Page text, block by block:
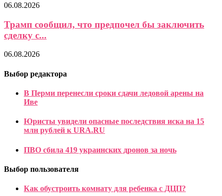
06.08.2026
Трамп сообщил, что предпочел бы заключить
сделку с...
06.08.2026
Выбор редактора
В Перми перенесли сроки сдачи ледовой арены на
Иве
Юристы увидели опасные последствия иска на 15
млн рублей к URA.RU
ПВО сбила 419 украинских дронов за ночь
Выбор пользователя
Как обустроить комнату для ребенка с ДЦП?